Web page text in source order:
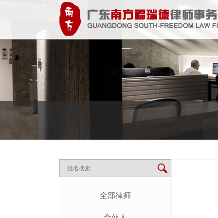
全部律师